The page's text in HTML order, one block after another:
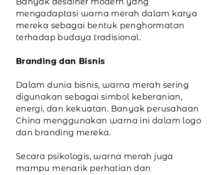
Banyak desainer modern yang
mengadaptasi warna merah dalam karya
mereka sebagai bentuk penghormatan
terhadap budaya tradisional.
Branding dan Bisnis
Dalam dunia bisnis, warna merah sering
digunakan sebagai simbol keberanian,
energi, dan kekuatan. Banyak perusahaan
China menggunakan warna ini dalam logo
dan branding mereka.
Secara psikologis, warna merah juga
mampu menarik perhatian dan